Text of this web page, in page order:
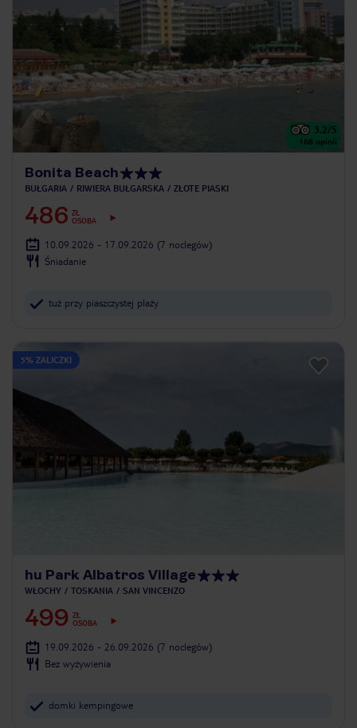
3.2/5
168 opinii
Bonita Beach
BUŁGARIA RIWIERA BUŁGARSKA ZŁOTE PIASKI
486 ZŁ
OSOBA
10.09.2026 - 17.09.2026 (7 noclegów)
Śniadanie
tuż przy piaszczystej plaży
5% ZALICZKI
hu Park Albatros Village
WŁOCHY TOSKANIA SAN VINCENZO
499 ZŁ
OSOBA
19.09.2026 - 26.09.2026 (7 noclegów)
Bez wyżywienia
domki kempingowe